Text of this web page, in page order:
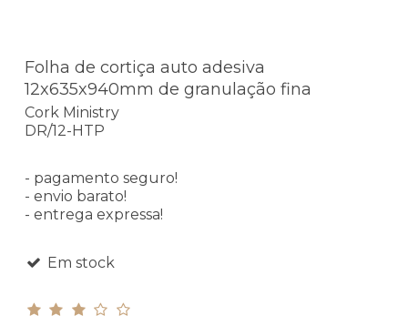
Folha de cortiça auto adesiva
12x635x940mm de granulação fina
Cork Ministry
DR/12-HTP
- pagamento seguro!
- envio barato!
- entrega expressa!
Em stock